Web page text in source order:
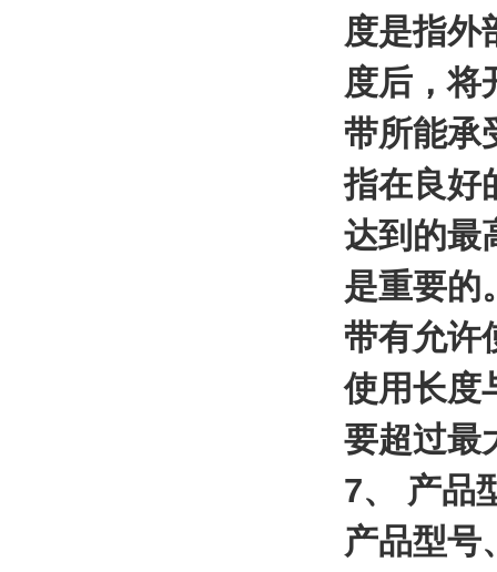
度是指外
度后，将
带所能承
指在良好
达到的最
是重要的
带有允许
使用长度
要超过最
7、 产品
产品型号